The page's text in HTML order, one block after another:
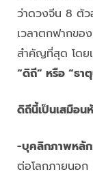
ว่าดวงจีน 8 ตั
เวลาตกฟากขอ
สำคัญที่สุด โดยเ
“ดิถี” หรือ “ธา
ดิถีนี้เป็นเสมือน
-บุคลิกภาพหลัก
ต่อโลกภายนอก